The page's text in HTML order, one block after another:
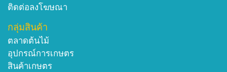
ติดต่อลงโฆษณา
กลุ่มสินค้า
ตลาดต้นไม้
อุปกรณ์การเกษตร
สินค้าเกษตร